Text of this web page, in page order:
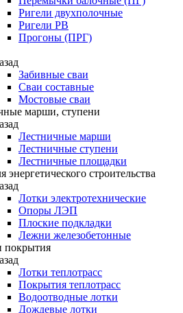
Ригели двухполочные
Ригели РВ
Прогоны (ПРГ)
Забивные сваи
Сваи составные
Мостовые сваи
марши, ступени
Лестничные марши
Лестничные ступени
Лестничные площадки
строительства
Лотки электротехнические
Опоры ЛЭП
Плоские подкладки
Лежни железобетонные
покрытия
Лотки теплотрасс
Покрытия теплотрасс
Водоотводные лотки
Дождевые лотки